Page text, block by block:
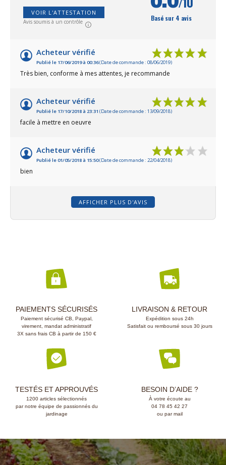
VOIR L'ATTESTATION
Avis soumis à un contrôle Basé sur 4 avis
Acheteur vérifié
Publié le 17/06/2019 à 00:36(Date de commande : 08/06/2019)
Très bien, conforme à mes attentes, je recommande
Acheteur vérifié
Publié le 17/10/2018 à 23:31 (Date de commande : 13/09/2018)
facile à mettre en oeuvre
Acheteur vérifié
Publié le 01/05/2018 à 15:50(Date de commande : 22/04/2018)
bien
AFFICHER PLUS D'AVIS
PAIEMENTS SÉCURISÉS
Paiement sécurisé CB, Paypal,
virement, mandat administratif
3X sans frais CB à partir de 150 €
LIVRAISON & RETOUR
Expédition sous 24h
Satisfait ou remboursé sous 30 jours
TESTÉS ET APPROUVÉS
1200 articles sélectionnés
par notre équipe de passionnés du
jardinage
BESOIN D’AIDE ?
À votre écoute au
04 78 45 42 27
ou par mail